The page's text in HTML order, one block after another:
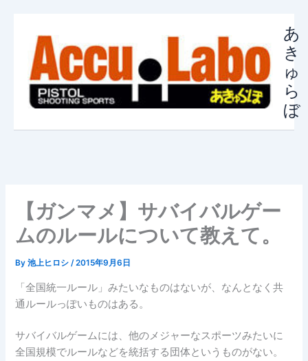
あ
き
ゅ
ら
ぼ
【ガンマメ】サバイバルゲー
ムのルールについて教えて。
By池上ヒロシ/2015年9月6日
「全国統一ルール」みたいなものはないが、なんとなく共
通ルールっぽいものはある。
サバイバルゲームには、他のメジャーなスポーツみたいに
全国規模でルールなどを統括する団体というものがない。